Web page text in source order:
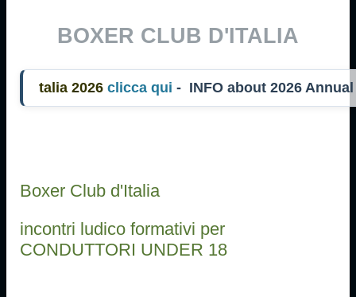
BOXER CLUB D'ITALIA
alia 2026 clicca qui- INFO about 2026 Annual
Boxer Club d'Italia
incontri ludico formativi per
CONDUTTORI UNDER 18